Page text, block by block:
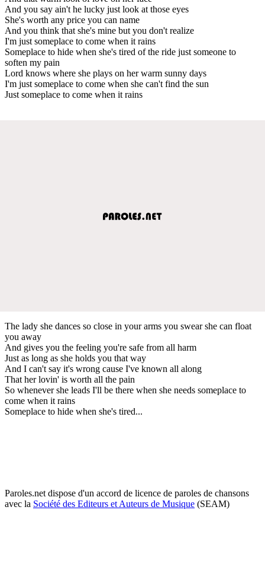
And you say ain't he lucky just look at those eyes
She's worth any price you can name
And you think that she's mine but you don't realize
I'm just someplace to come when it rains
Someplace to hide when she's tired of the ride just someone to
soften my pain
Lord knows where she plays on her warm sunny days
I'm just someplace to come when she can't find the sun
Just someplace to come when it rains
The lady she dances so close in your arms you swear she can float
you away
And gives you the feeling you're safe from all harm
Just as long as she holds you that way
And I can't say it's wrong cause I've known all along
That her lovin' is worth all the pain
So whenever she leads I'll be there when she needs someplace to
come when it rains
Someplace to hide when she's tired...
Paroles.net dispose d'un accord de licence de paroles de chansons
avec la Société des Editeurs et Auteurs de Musique (SEAM)